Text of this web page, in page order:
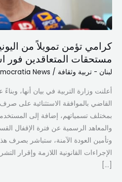
كرامي تؤمن تمويلاً من
مستحقات المتعاقدين فور
لبنان - تربية وثقافة /
News
أعلنت وزارة التربية في بيان أنها،
القاضي بالموافقة الاستثنائية على
بمختلف تسمياتهم، إضافة إلى
والمعاهد الرسمية عن فترة الإقفال
وتأمين العودة الآمنة، ستباشر بصرف
الإجراءات القانونية اللازمة وإقرار
[…]
المتعاقدين
فور
الإجراءات